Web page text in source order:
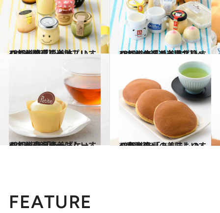
2018.9.23
47都道府県の美味しいすぐれもの「ご当地プリン」～関東篇～
グルメ 2018.9.27
47都道府県の美味しいすぐれもの「ご当地プリン」～北海道・東北篇～
グルメ
2017.9.28
47都道府県の美味しいすぐれもの 「チーズケーキ」～東海篇～
グルメ 2018.4.12
47都道府県の美味しいすぐれもの 「あんこもの」～東海篇～
グルメ
FEATURE